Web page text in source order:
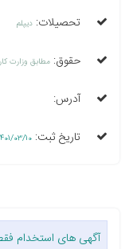
تحصیلات: دیپلم
حقوق: مطابق وزارت کار
آدرس:
تاریخ ثبت: 03/10
آگهی های استخدام